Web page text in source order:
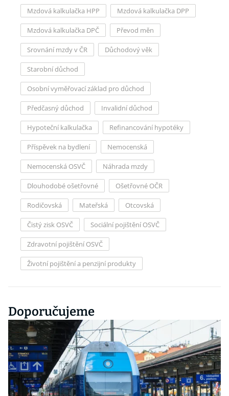
Mzdová kalkulačka HPP Mzdová kalkulačka DPP
Mzdová kalkulačka DPČ Převod měn
Srovnání mzdy v ČR Důchodový věk
Starobní důchod
Osobní vyměřovací základ pro důchod
Předčasný důchod Invalidní důchod
Hypoteční kalkulačka Refinancování hypotéky
Příspěvek na bydlení Nemocenská
Nemocenská OSVČ Náhrada mzdy
Dlouhodobé ošetřovné Ošetřovné OČR
Rodičovská Mateřská Otcovská
Čistý zisk OSVČ Sociální pojištění OSVČ
Zdravotní pojištění OSVČ
Životní pojištění a penzijní produkty
Doporučujeme